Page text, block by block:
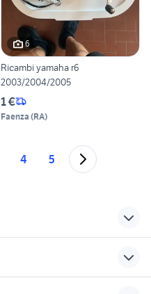
6
Ricambi yamaha r6
2003/2004/2005
1 €
Faenza (RA)
4 5